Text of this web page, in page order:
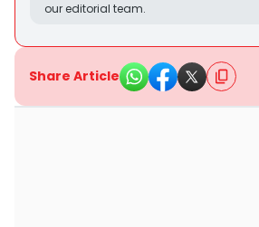
our editorial team.
Share Article